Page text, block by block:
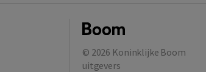
© 2026 Koninklijke Boom
uitgevers